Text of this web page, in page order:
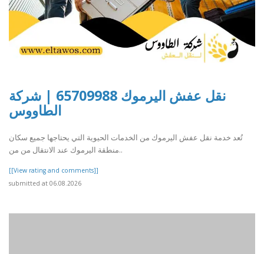
نقل عفش اليرموك 65709988 | شركة
الطاووس
تُعد خدمة نقل عفش اليرموك من الخدمات الحيوية التي يحتاجها جميع سكان
منطقة اليرموك عند الانتقال من من..
[[View rating and comments]]
submitted at 06.08.2026